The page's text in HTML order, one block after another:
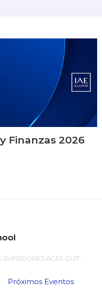
Finanzas 2026
ACES CUIT:
Próximos Eventos